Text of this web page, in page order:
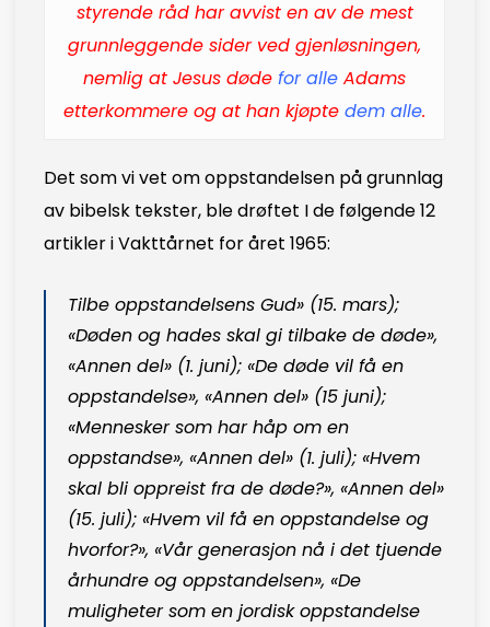
styrende råd har avvist en av de mest
grunnleggende sider ved gjenløsningen,
nemlig at Jesus dødeforalle Adams
etterkommere og at han kjøptedem alle.
Det som vi vet om oppstandelsen på grunnlag
av bibelsk tekster, ble drøftet I de følgende 12
artikler i Vakttårnet for året 1965:
Tilbe oppstandelsens Gud» (15. mars);
«Døden og hades skal gi tilbake de døde»,
«Annen del» (1. juni); «De døde vil få en
oppstandelse», «Annen del» (15 juni);
«Mennesker som har håp om en
oppstandse», «Annen del» (1. juli); «Hvem
skal bli oppreist fra de døde?», «Annen del»
(15. juli); «Hvem vil få en oppstandelse og
hvorfor?», «Vår generasjon nå i det tjuende
århundre og oppstandelsen», «De
muligheter som en jordisk oppstandelse